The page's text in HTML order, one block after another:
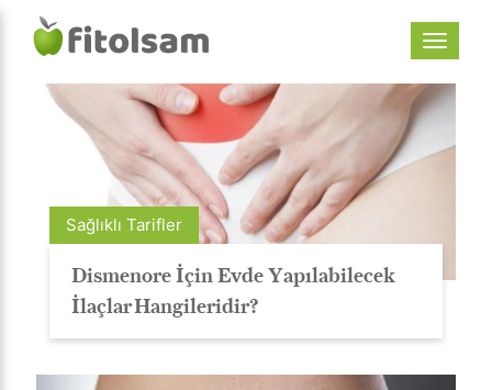
Sağlıklı Tarifler
Dismenore İçin Evde Yapılabilecek
İlaçlar Hangileridir?